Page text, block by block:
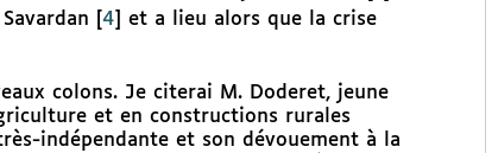
4
et a lieu alors que la crise
colons. Je citerai M. Doderet, jeune
et en constructions rurales
indépendante et son dévouement à la